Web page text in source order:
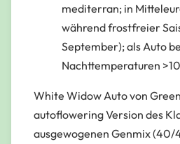
mediterran; in
während frostfreier
September); als Auto
Nachttemperaturen
White Widow Auto von
autoflowering Version des
ausgewogenen Genmix